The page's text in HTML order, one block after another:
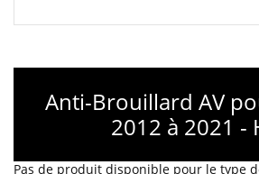
Anti-Brouillard AV
2012 à 2021 -
Pas de produit disponible pour le type